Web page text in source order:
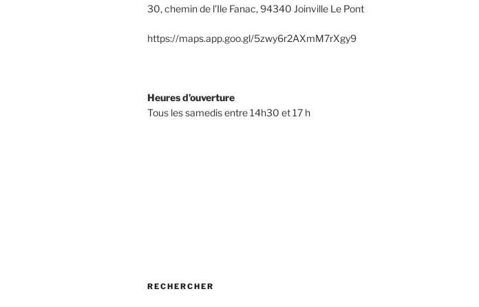
30, chemin de l’Ile Fanac, 94340 Joinville Le Pont
https://maps.app.goo.gl/5zwy6r2AXmM7rXgy9
Heures d’ouverture
Tous les samedis entre 14h30 et 17 h
RECHERCHER